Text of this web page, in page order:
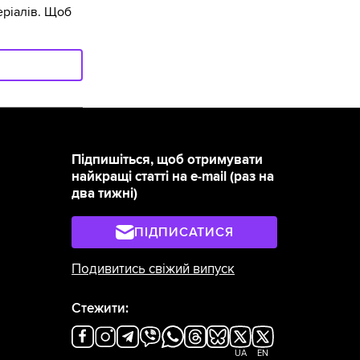
Щоб
Підпишіться, щоб отримувати
найкращі статті на e-mail (раз на
два тижні)
ПІДПИСАТИСЯ
Подивитись свіжий випуск
Стежити:
UA EN